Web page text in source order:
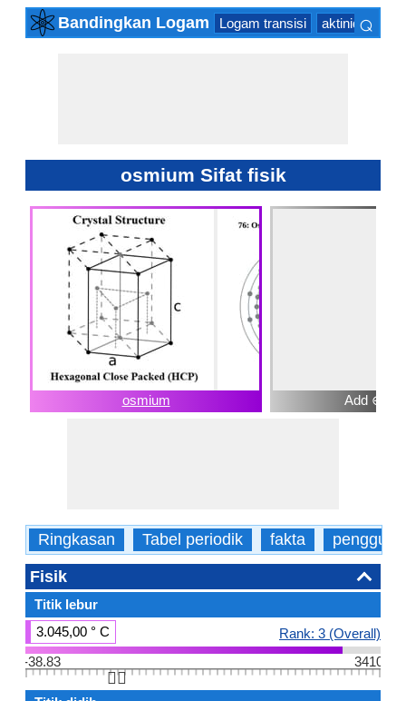
Bandingkan Logam Logam transisi aktinida⌕
osmium Sifat fisik
osmium Add ⊕
Ringkasan Tabel periodik fakta
Fisik
Titik lebur
3.045,00 ° C
Rank: 3 (Overall)
-38.83
3410
👆🏻